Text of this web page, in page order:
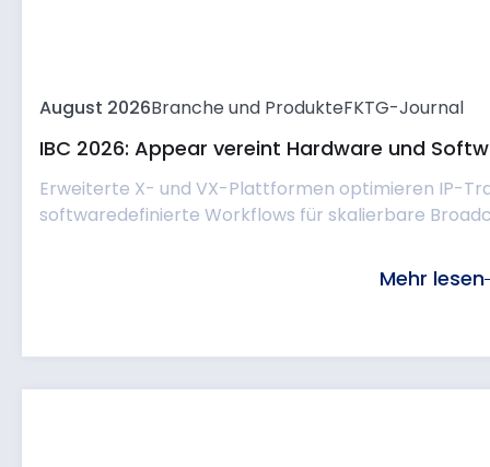
August 2026Branche und ProdukteFKTG-Journal
IBC 2026: Appear vereint Hardware und
Erweiterte X- und VX-Plattformen optimieren IP-
softwaredefinierte Workflows für skalierbare
Mehr lesen